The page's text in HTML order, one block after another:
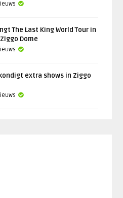
The Last King World Tour in
Dome
extra shows in Ziggo